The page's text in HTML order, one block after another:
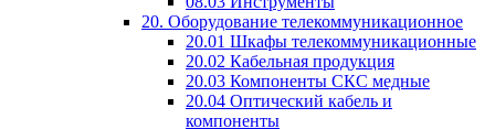
20. Оборудование телекоммуникационное
20.01 Шкафы телекоммуникационные
20.02 Кабельная продукция
20.03 Компоненты СКС медные
20.04 Оптический кабель и
компоненты